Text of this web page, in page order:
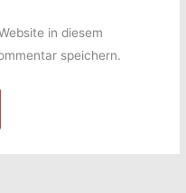
in diesem
speichern.